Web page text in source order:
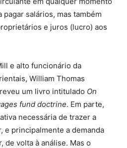
pagar salários, mas também
e juros (lucro) aos
e alto funcionário da
William Thomas
um livro intitulado On
fund doctrine. Em parte,
necessária de trazer a
e principalmente a demanda
de volta à análise. Mas o